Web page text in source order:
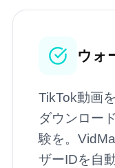
ウォ
TikTok動画
ダウンロー
験を。
ザーIDを自